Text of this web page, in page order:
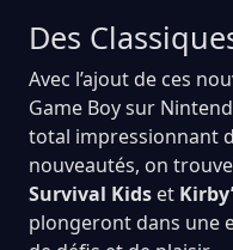
Des
Avec l’ajout de ces
Game Boy sur
total impressionnant
nouveautés, on
Survival Kids et
plongeront dans une